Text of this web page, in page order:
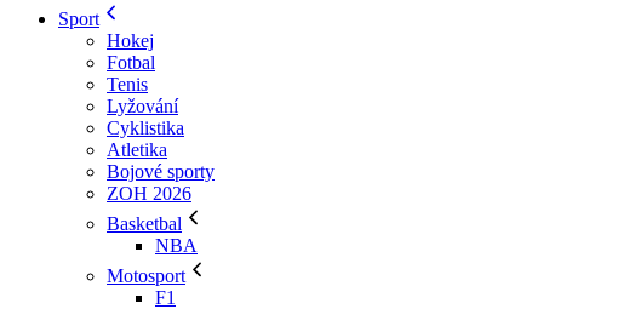
Sport
Hokej
Fotbal
Tenis
Lyžování
Cyklistika
Atletika
Bojové sporty
ZOH 2026
Basketbal
NBA
Motosport
F1